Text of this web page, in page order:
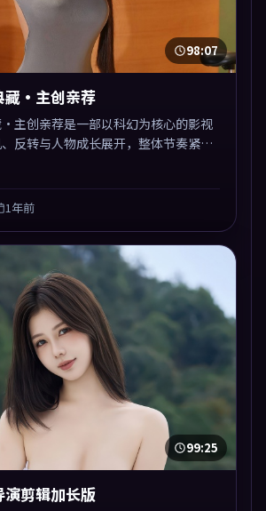
98:07
·主创亲荐
主创亲荐是一部以科幻为核心的影视
反转与人物成长展开，整体节奏紧
。
1年前
99:25
剪辑加长版